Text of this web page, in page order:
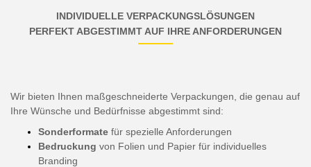
INDIVIDUELLE VERPACKUNGSLÖSUNGEN
PERFEKT ABGESTIMMT AUF IHRE ANFORDERUNGEN
Wir bieten Ihnen maßgeschneiderte Verpackungen, die genau auf
Ihre Wünsche und Bedürfnisse abgestimmt sind:
Sonderformate für spezielle Anforderungen
Bedruckung von Folien und Papier für individuelles
Branding